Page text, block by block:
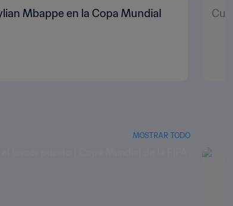
Mbappe en la Copa Mundial
MOSTRAR TODO